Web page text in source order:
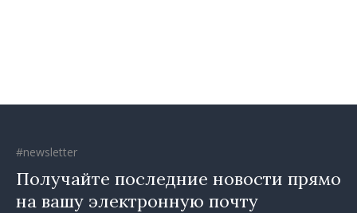
#newsletter
Получайте последние новости прямо
на вашу электронную почту